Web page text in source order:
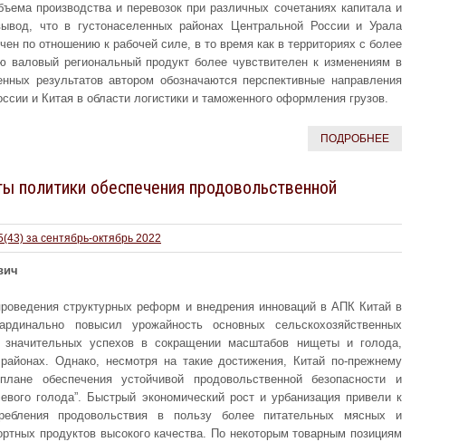
производства и перевозок при различных сочетаниях капитала и
что в густонаселенных районах Центральной России и Урала
по отношению к рабочей силе, в то время как в территориях с более
валовый региональный продукт более чувствителен к изменениям в
результатов автором обозначаются перспективные направления
и Китая в области логистики и таможенного оформления грузов.
ПОДРОБНЕЕ
политики обеспечения продовольственной
за сентябрь-октябрь 2022
структурных реформ и внедрения инноваций в АПК Китай в
повысил урожайность основных сельскохозяйственных
значительных успехов в сокращении масштабов нищеты и голода,
Однако, несмотря на такие достижения, Китай по-прежнему
обеспечения устойчивой продовольственной безопасности и
голода”. Быстрый экономический рост и урбанизация привели к
продовольствия в пользу более питательных мясных и
продуктов высокого качества. По некоторым товарным позициям